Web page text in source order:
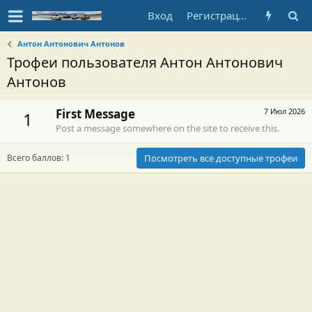
Вход Регистрация
Антон Антонович Антонов
Трофеи пользователя Антон Антонович
Антонов
1 7 Июл 2026
First Message
Post a message somewhere on the site to receive this.
Всего баллов: 1 Посмотреть все доступные трофеи